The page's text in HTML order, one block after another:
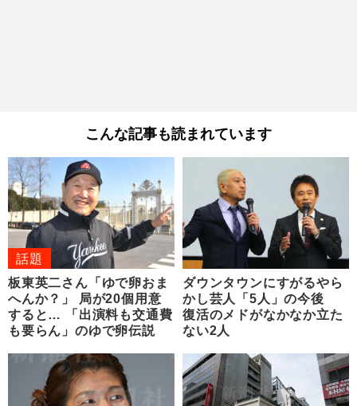
こんな記事も読まれています
話題
板東英二さん「ゆで卵おま
へんか？」 局が20個用意
すると… 「出演料も交通費
も要らん」のゆで卵伝説
ダウンタウンにすがるやら
かし芸人「5人」の今後
復活のメドがなかなか立た
ない2人